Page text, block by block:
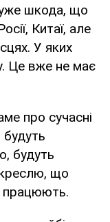
шкода, що
Китаї, але
У яких
Це вже не має
про сучасні
будуть
будуть
що
працюють.